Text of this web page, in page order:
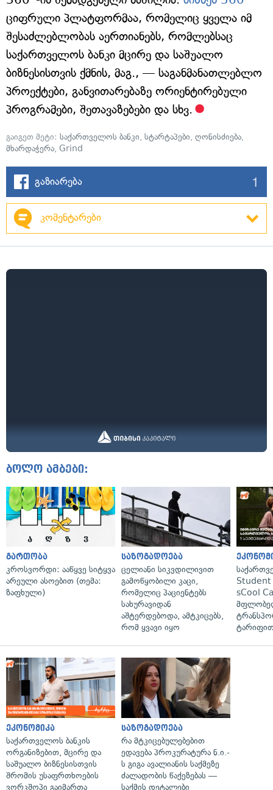
ციფრული პლატფორმაა, რომელიც ყველა იმ
შესაძლებლობას აერთიანებს, რომლებსაც
საქართველოს ბანკი მცირე და საშუალო
ბიზნესისთვის ქმნის, მაგ., — საგანმანათლებლო
პროექტები, განვითარებაზე ორიენტირებული
პროგრამები, შეთავაზებები და სხვ.
გაიგეთ მეტი: საქართველოს ბანკი, სტარტაპები, ღონისძიება,
მხარდაჭერა, Grind
გაზიარება 1
კომენტარები
ბოლო ამბები:
გართობა
კროსვორდი: ააწყვე სიტყვა
არეული ასოებით (თემა:
ზაფხული)
საზოგადოება
ცელიანი სიკვდილივით
გამოწყობილი კაცი,
რომელიც პაციენტებს
სახურავიდან
აშტერდებოდა, ამტკიცებს,
რომ ყვავი იყო
Student
sCool
ეკონომიკა
საქართველოს ბანკის
ორგანიზებით, მცირე და
საშუალო ბიზნესისთვის
შრომის უსაფრთხოების
ვორკშოპი გაიმართა
საზოგადოება
რა მტკიცებულებებით
ედავება პროკურატურა ნ.ი.-
ს გიგა ავალიანის საქმეზე
ძალადობის წაქეზებას —
საქმის დეტალები